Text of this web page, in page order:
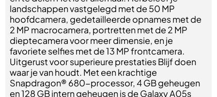
landschappen vastgelegd met de 50 MP
hoofdcamera, gedetailleerde opnames met de
2 MP macrocamera, portretten met de 2 MP
dieptecamera voor meer dimensie, en je
favoriete selfies met de 13 MP frontcamera.
Uitgerust voor superieure prestaties Blijf doen
waar je van houdt. Met een krachtige
Snapdragon® 680-processor, 4 GB geheugen
en 128 GB intern geheugen is de Galaxy A05s